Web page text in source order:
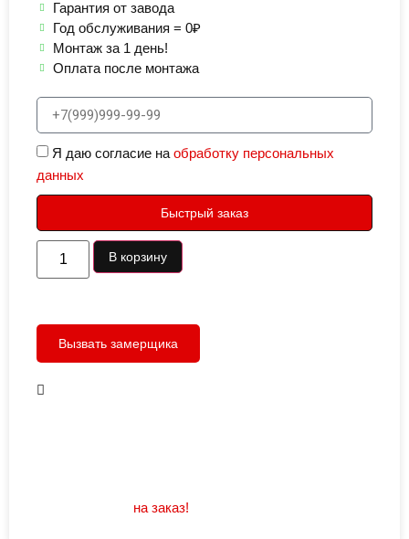
Гарантия от завода
Год обслуживания = 0₽
Монтаж за 1 день!
Оплата после монтажа
Я даю согласие наобработку персональных
данных
Быстрый заказ
В корзину
Вызвать замерщика
на заказ!